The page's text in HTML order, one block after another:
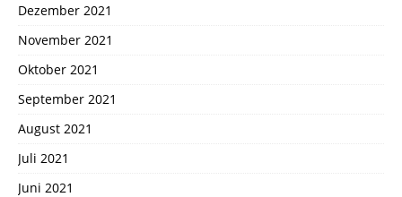
Dezember 2021
November 2021
Oktober 2021
September 2021
August 2021
Juli 2021
Juni 2021